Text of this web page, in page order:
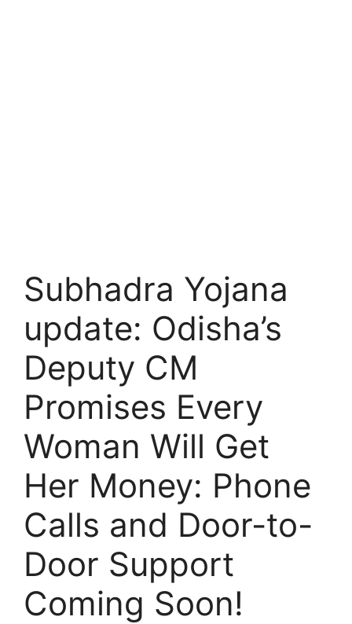
Subhadra Yojana
update: Odisha’s
Deputy CM
Promises Every
Woman Will Get
Her Money: Phone
Calls and Door-to-
Door Support
Coming Soon!